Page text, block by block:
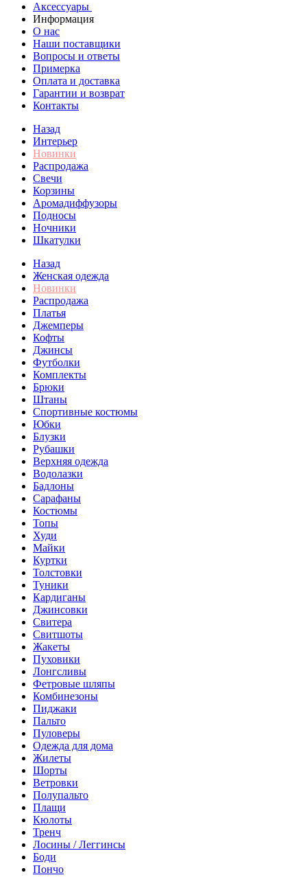
Аксессуары
Информация
О нас
Наши поставщики
Вопросы и ответы
Примерка
Оплата и доставка
Гарантии и возврат
Контакты
Назад
Интерьер
Новинки
Распродажа
Свечи
Корзины
Аромадиффузоры
Подносы
Ночники
Шкатулки
Назад
Женская одежда
Новинки
Распродажа
Платья
Джемперы
Кофты
Джинсы
Футболки
Комплекты
Брюки
Штаны
Спортивные костюмы
Юбки
Блузки
Рубашки
Верхняя одежда
Водолазки
Бадлоны
Сарафаны
Костюмы
Топы
Худи
Майки
Куртки
Толстовки
Туники
Кардиганы
Джинсовки
Свитера
Свитшоты
Жакеты
Пуховики
Лонгсливы
Фетровые шляпы
Комбинезоны
Пиджаки
Пальто
Пуловеры
Одежда для дома
Жилеты
Шорты
Ветровки
Полупальто
Плащи
Кюлоты
Тренч
Лосины / Леггинсы
Боди
Пончо